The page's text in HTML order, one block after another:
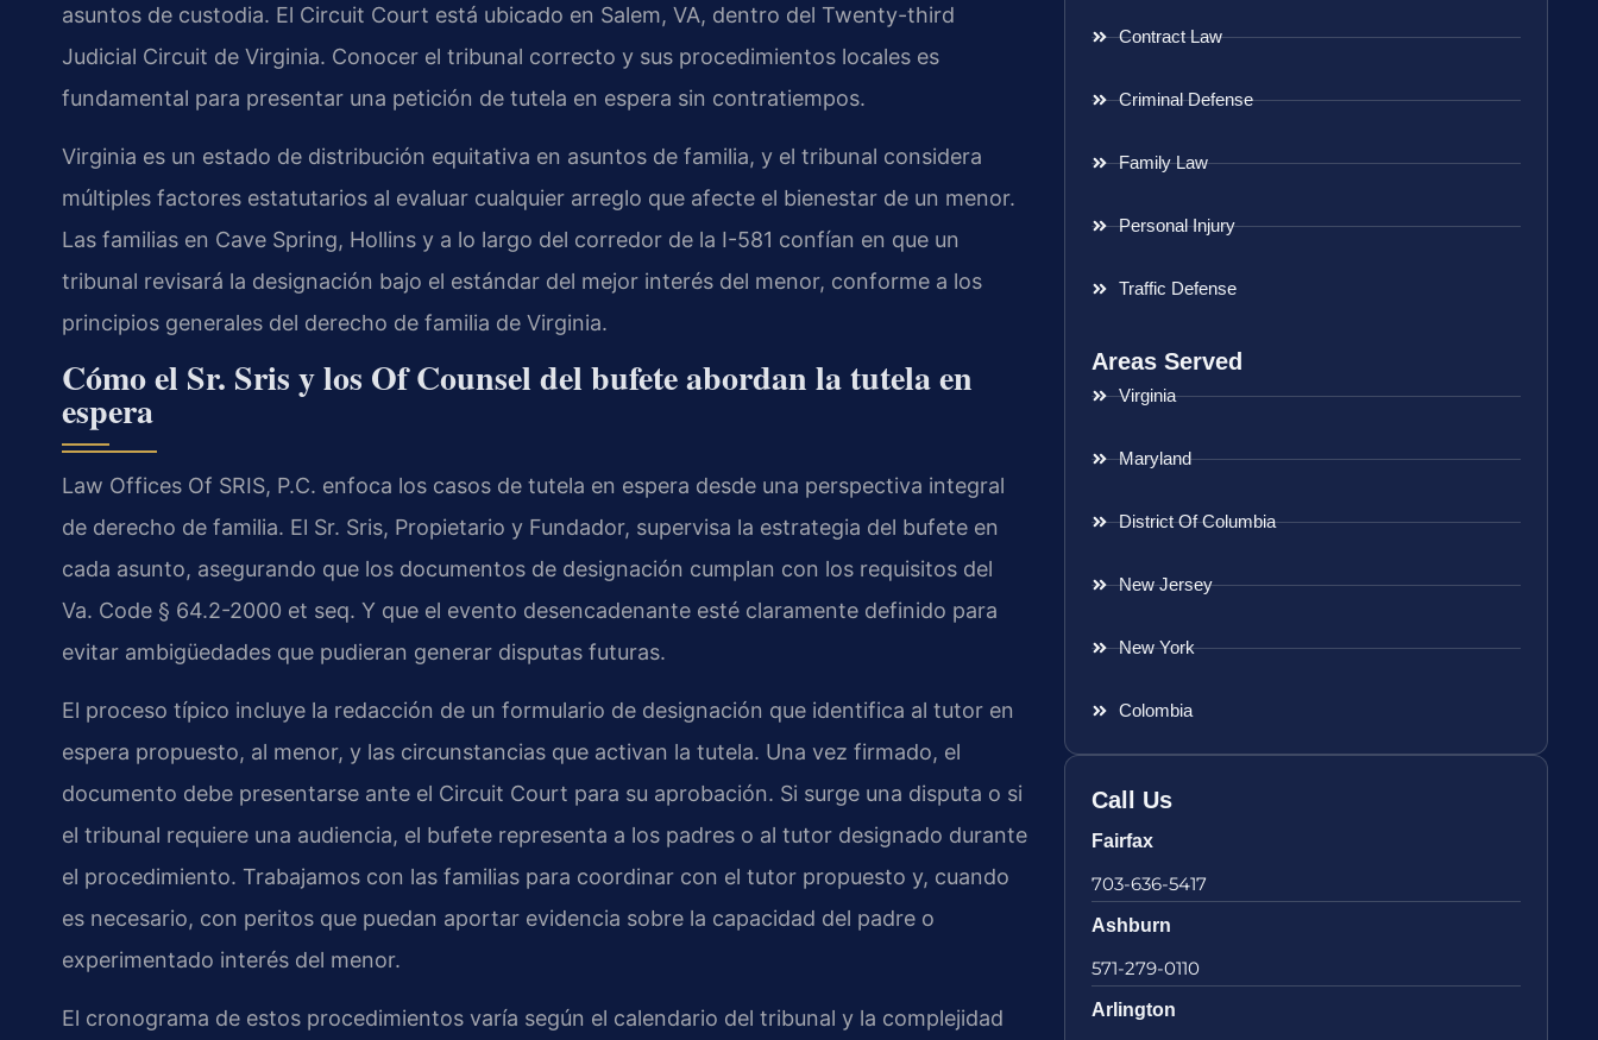
asuntos de custodia. El Circuit Court está ubicado en Salem, VA, dentro del Twenty-third
Judicial Circuit de Virginia. Conocer el tribunal correcto y sus procedimientos locales es
fundamental para presentar una petición de tutela en espera sin contratiempos.
Virginia es un estado de distribución equitativa en asuntos de familia, y el tribunal considera
múltiples factores estatutarios al evaluar cualquier arreglo que afecte el bienestar de un menor.
Las familias en Cave Spring, Hollins y a lo largo del corredor de la I-581 confían en que un
tribunal revisará la designación bajo el estándar del mejor interés del menor, conforme a los
principios generales del derecho de familia de Virginia.
Cómo el Sr. Sris y los Of Counsel del bufete abordan la tutela en
espera
Law Offices Of SRIS, P.C. enfoca los casos de tutela en espera desde una perspectiva integral
de derecho de familia. El Sr. Sris, Propietario y Fundador, supervisa la estrategia del bufete en
cada asunto, asegurando que los documentos de designación cumplan con los requisitos del
Va. Code § 64.2-2000 et seq. Y que el evento desencadenante esté claramente definido para
evitar ambigüedades que pudieran generar disputas futuras.
El proceso típico incluye la redacción de un formulario de designación que identifica al tutor en
espera propuesto, al menor, y las circunstancias que activan la tutela. Una vez firmado, el
documento debe presentarse ante el Circuit Court para su aprobación. Si surge una disputa o si
el tribunal requiere una audiencia, el bufete representa a los padres o al tutor designado durante
el procedimiento. Trabajamos con las familias para coordinar con el tutor propuesto y, cuando
es necesario, con peritos que puedan aportar evidencia sobre la capacidad del padre o
experimentado interés del menor.
El cronograma de estos procedimientos varía según el calendario del tribunal y la complejidad
Contract Law
Criminal Defense
Family Law
Personal Injury
Traffic Defense
Areas Served
Virginia
Maryland
District Of Columbia
New Jersey
New York
Colombia
Call Us
Fairfax
703-636-5417
Ashburn
571-279-0110
Arlington